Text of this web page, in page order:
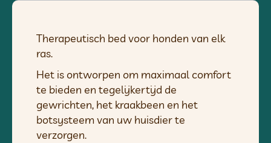
Therapeutisch bed voor honden van elk
ras.
Het is ontworpen om maximaal comfort
te bieden en tegelijkertijd de
gewrichten, het kraakbeen en het
botsysteem van uw huisdier te
verzorgen.